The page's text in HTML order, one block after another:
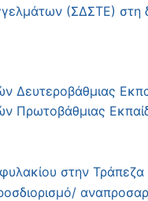
(ΣΔΣΤΕ) στη
Δευτεροβάθμιας
Πρωτοβάθμιας
στην